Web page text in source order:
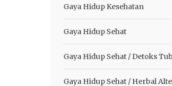
Gaya Hidup Kesehatan
Gaya Hidup Sehat
Gaya Hidup Sehat / Detoks
Gaya Hidup Sehat / Herbal